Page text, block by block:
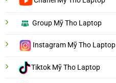
Group Mỹ Tho Laptop
Instagram Mỹ Tho Laptop
Tiktok Mỹ Tho Laptop